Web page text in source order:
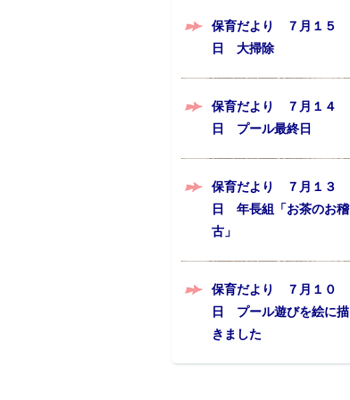
保育だより ７月１５
日 大掃除
保育だより ７月１４
日 プール最終日
保育だより ７月１３
日 年長組「お茶のお稽
古」
保育だより ７月１０
日 プール遊びを絵に描
きました